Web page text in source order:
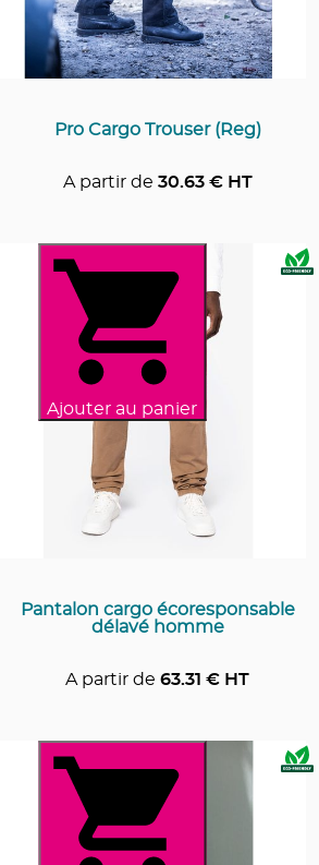
Pro Cargo Trouser (Reg)
A partir de 30.63€ HT
Ajouter au panier
Pantalon cargo écoresponsable
délavé homme
A partir de 63.31 € HT